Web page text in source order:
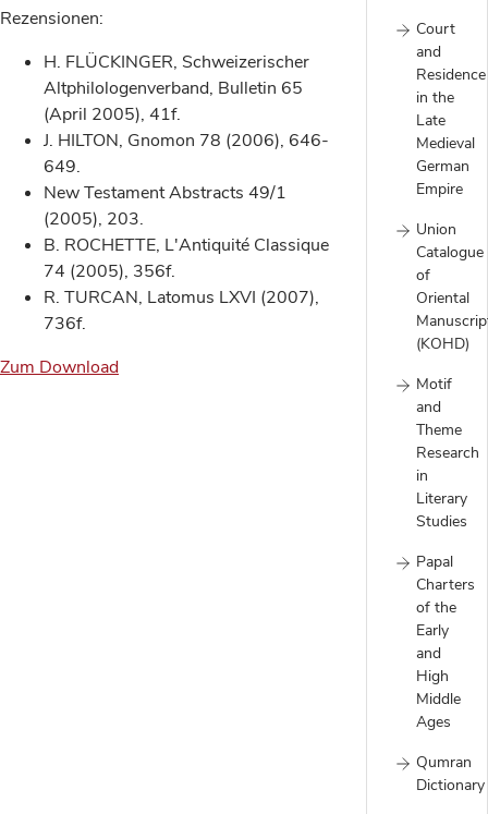
Court
and
Residence
in the
Late
Medieval
German
Empire
Union
Catalogue
of
Oriental
(KOHD)
Motif
and
Theme
Research
in
Literary
Studies
Papal
Charters
of the
Early
and
High
Middle
Ages
Qumran
Dictionary
Rezensionen:
H. FLÜCKINGER, Schweizerischer
Altphilologenverband, Bulletin 65
(April 2005), 41f.
J. HILTON, Gnomon 78 (2006), 646-
649.
New Testament Abstracts 49/1
(2005), 203.
B. ROCHETTE, L'Antiquité Classique
74 (2005), 356f.
R. TURCAN, Latomus LXVI (2007),
736f.
Zum Download